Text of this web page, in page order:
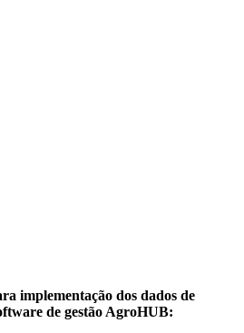
implementação dos dados de
de gestão AgroHUB: